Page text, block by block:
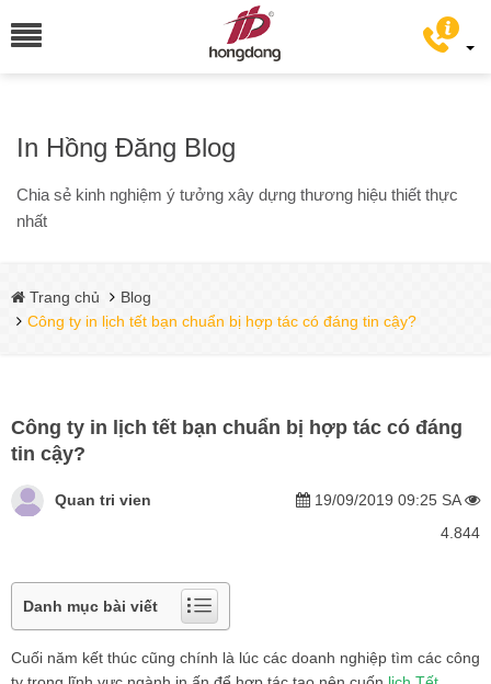
In Hồng Đăng Blog
Chia sẻ kinh nghiệm ý tưởng xây dựng thương hiệu thiết thực
nhất
Trang chủ
Blog
Công ty in lịch tết bạn chuẩn bị hợp tác có đáng tin cậy?
Công ty in lịch tết bạn chuẩn bị hợp tác có đáng
tin cậy?
Quan tri vien
19/09/2019 09:25 SA
4.844
Danh mục bài viết
Cuối năm kết thúc cũng chính là lúc các doanh nghiệp tìm các công